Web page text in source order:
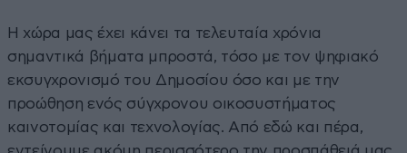
Η χώρα μας έχει κάνει τα τελευταία χρόνια
σημαντικά βήματα μπροστά, τόσο με τον ψηφιακό
εκσυγχρονισμό του Δημοσίου όσο και με την
προώθηση ενός σύγχρονου οικοσυστήματος
καινοτομίας και τεχνολογίας. Από εδώ και πέρα,